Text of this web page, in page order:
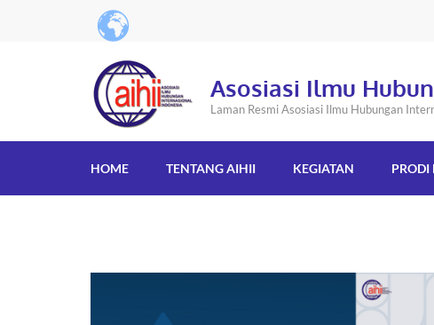
Asosiasi Ilmu
Laman Resmi Asosiasi Ilmu Hubungan
HOME TENTANG AIHII KEGIATAN PRODI